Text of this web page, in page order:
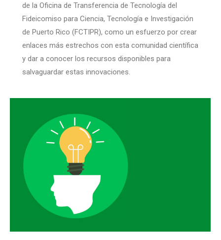
de la Oficina de Transferencia de Tecnología del
Fideicomiso para Ciencia, Tecnología e Investigación
de Puerto Rico (FCTIPR), como un esfuerzo por crear
enlaces más estrechos con esta comunidad científica
y dar a conocer los recursos disponibles para
salvaguardar estas innovaciones.